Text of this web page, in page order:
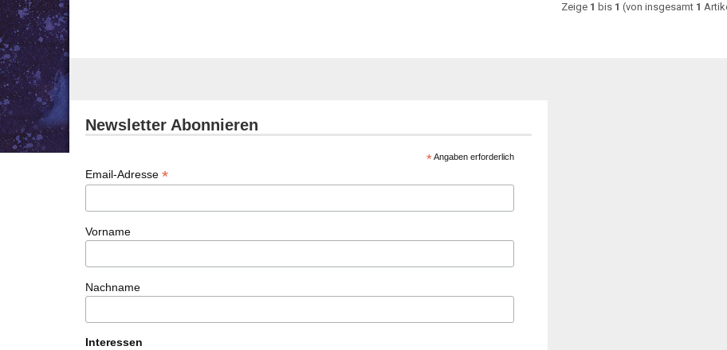
Zeige 1 bis 1 (von insgesamt 1
Newsletter Abonnieren
*Angaben erforderlich
Email-Adresse *
Vorname
Nachname
Interessen